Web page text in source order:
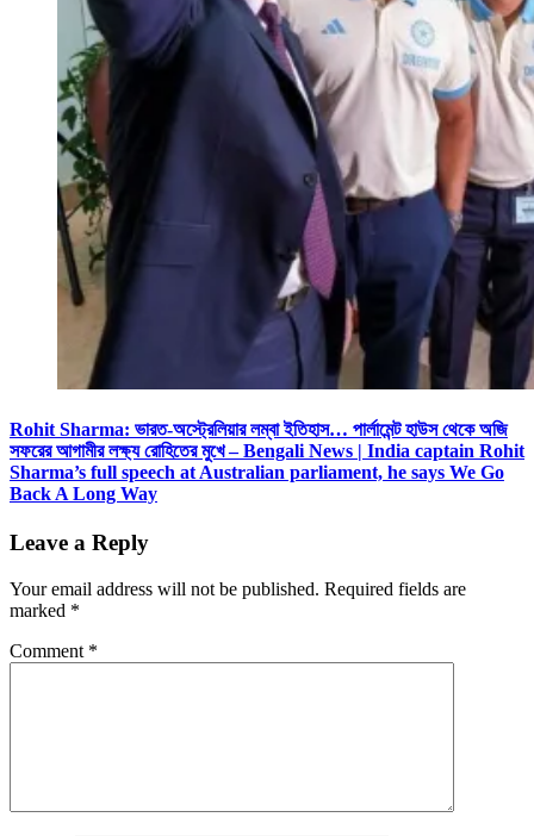
Rohit Sharma: ভারত-অস্ট্রেলিয়ার লম্বা ইতিহাস… পার্লামেন্ট হাউস থেকে অজি
সফরের আগামীর লক্ষ্য রোহিতের মুখে – Bengali News | India captain Rohit
Sharma’s full speech at Australian parliament, he says We Go
Back A Long Way
Leave a Reply
Your email address will not be published. Required fields are
marked *
Comment *